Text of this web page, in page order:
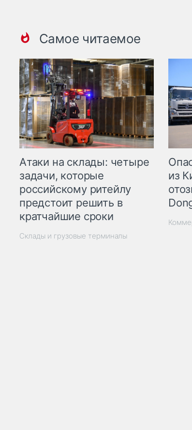
Самое читаемое
Атаки на склады: четыре
задачи, которые
российскому ритейлу
предстоит решить в
кратчайшие сроки
Склады и грузовые терминалы
из